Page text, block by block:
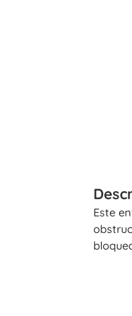
Este